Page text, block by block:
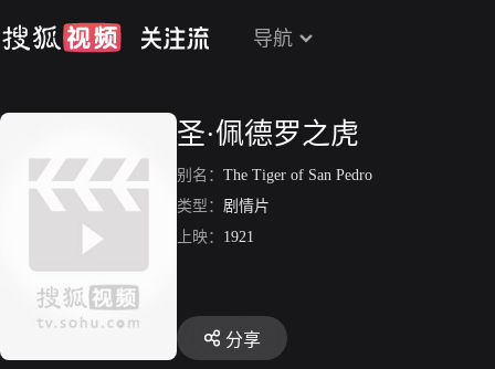
导航
圣·佩德罗之虎
别名： The Tiger of San Pedro
类型： 剧情片
上映： 1921
分享